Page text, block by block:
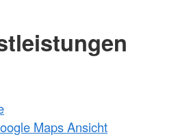
Maps Ansicht